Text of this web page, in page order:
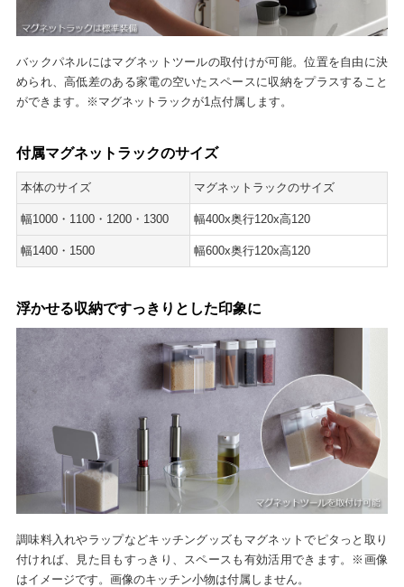
バックパネルにはマグネットツールの取付けが可能。位置を自由に決
められ、高低差のある家電の空いたスペースに収納をプラスすること
ができます。※マグネットラックが1点付属します。
付属マグネットラックのサイズ
本体のサイズ マグネットラックのサイズ
幅1000・1100・1200・1300 幅400x奥行120x高120
幅1400・1500 幅600x奥行120x高120
浮かせる収納ですっきりとした印象に
調味料入れやラップなどキッチングッズもマグネットでピタっと取り
付ければ、見た目もすっきり、スペースも有効活用できます。※画像
はイメージです。画像のキッチン小物は付属しません。